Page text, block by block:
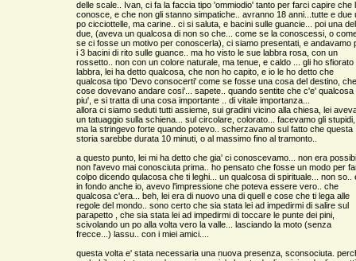
delle scale.. Ivan, ci fa la faccia tipo 'ommiodio' tanto per farci capire che
conosce, e che non gli stanno simpatiche.. avranno 18 anni...tutte e due
po cicciottelle, ma carine.. ci si saluta, e bacini sulle guancie... poi una
due, (aveva un qualcosa di non so che... come se la conoscessi, o
se ci fosse un motivo per conoscerla), ci siamo presentati, e andavamo
i 3 bacini di rito sulle guance.. ma ho visto le sue labbra rosa, con un
rossetto.. non con un colore naturale, ma tenue, e caldo ... gli ho sfiorato
labbra, lei ha detto qualcosa, che non ho capito, e io le ho detto che
qualcosa tipo 'Devo consocerti' come se fosse una cosa del destino,
cose dovevano andare cosi'... sapete.. quando sentite che c'e' qualcosa
piu', e si tratta di una cosa importante .. di vitale importanza...
allora ci siamo seduti tutti assieme, sui gradini vicino alla chiesa, lei
un tatuaggio sulla schiena... sul circolare, colorato... facevamo gli stupidi,
ma la stringevo forte quando potevo.. scherzavamo sul fatto che questa
storia sarebbe durata 10 minuti, o al massimo fino al tramonto..
a questo punto, lei mi ha detto che gia' ci conoscevamo... non era
non l'avevo mai conosciuta prima.. ho pensato che fosse un modo per
colpo dicendo qulacosa che ti leghi... un qualcosa di spirituale... non so..
in fondo anche io, avevo l'impressione che poteva essere vero.. che
qualcosa c'era... beh, lei era di nuovo una di quell e cose che ti lega alle
regole del mondo.. sono certo che sia stata lei ad impedirmi di salire sul
parapetto , che sia stata lei ad impedirmi di toccare le punte dei pini,
scivolando un po alla volta vero la valle... lasciando la moto (senza
frecce...) lassu.. con i miei amici....
questa volta e' stata necessaria una nuova presenza, sconsociuta.